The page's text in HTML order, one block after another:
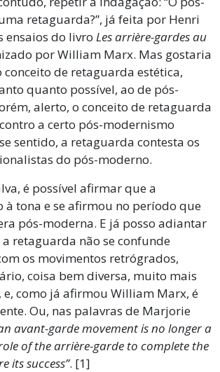
retaguarda?”, já feita por Henri
ensaios do livro Les arrière-gardes au
por William Marx. Mas gostaria
conceito de retaguarda estética,
quanto possível, ao de pós-
alerto, o conceito de retaguarda
a certo pós-modernismo
sentido, a retaguarda contesta os
do pós-moderno.
é possível afirmar que a
à tona e se afirmou no período que
pós-moderna. E já posso adiantar
retaguarda não se confunde
os movimentos retrógrados,
coisa bem diversa, muito mais
e, como já afirmou William Marx, é
Ou, nas palavras de Marjorie
avant-garde movement is no longer a
of the arrière-garde to complete the
its success”. [1]